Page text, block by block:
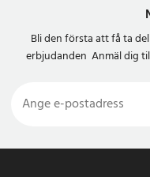
Bli den första att få ta
erbjudanden Anmäl dig